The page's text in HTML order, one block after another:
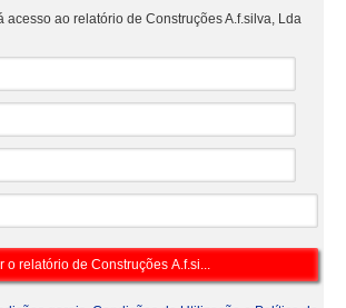
acesso ao relatório de Construções A.f.silva, Lda